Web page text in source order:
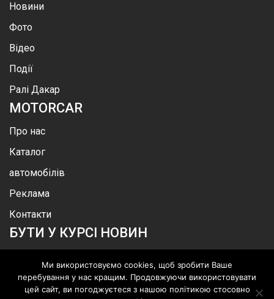
Новини
Фото
Відео
Події
Ралі Дакар
MOTORCAR
Про нас
Каталог
автомобілів
Реклама
Контакти
БУТИ У КУРСІ НОВИН
Ми використовуємо cookies, щоб зробити Ваше
перебування у нас кращим. Продовжуючи використовувати
цей сайт, ви погоджуєтеся з нашою політикою стосовно